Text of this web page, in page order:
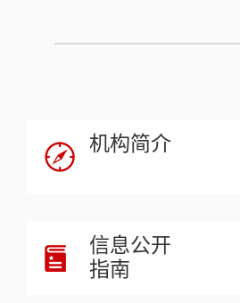
机构简介
信息公开
指南